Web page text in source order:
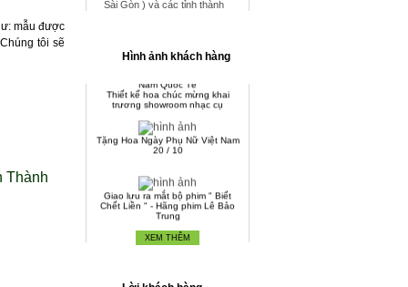
mẫu được
tôi sẽ
Thành
Sài Gòn ) và các tỉnh thành
Hình ảnh khách hàng
Chậu Lan Hồ Điệp Tết Nguyên
Thiết kế hoa chúc mừng khai
trương showroom nhạc cụ
Tặng Hoa Ngày Phụ Nữ Việt Nam
20 / 10
Giao lưu ra mắt bộ phim " Biết
Chết Liền " - Hãng phim Lê Bảo
Trung
XEM THÊM